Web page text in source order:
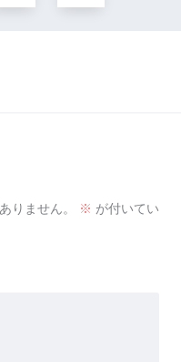
りません。 ※ が付いてい